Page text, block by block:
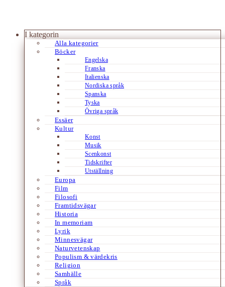
I kategorin
Alla kategorier
Böcker
Engelska
Franska
Italienska
Nordiska språk
Spanska
Tyska
Övriga språk
Essäer
Kultur
Konst
Musik
Scenkonst
Tidskrifter
Utställning
Europa
Film
Filosofi
Framtidsvägar
Historia
In memoriam
Lyrik
Minnesvägar
Naturvetenskap
Populism & värdekris
Religion
Samhälle
Språk